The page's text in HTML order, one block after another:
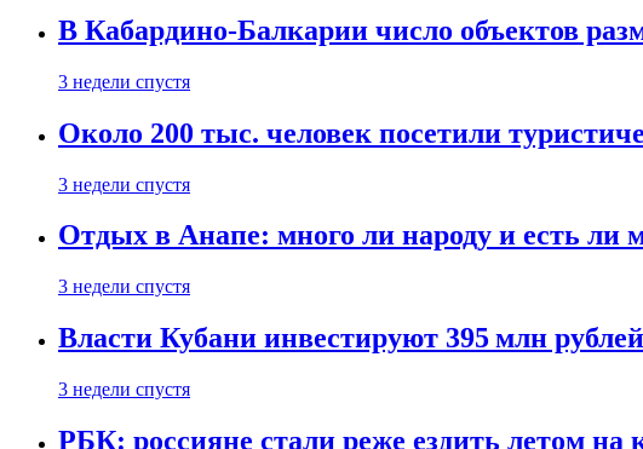
В Кабардино-Балкарии число объектов
3 недели спустя
Около 200 тыс. человек посетили
3 недели спустя
Отдых в Анапе: много ли народу и есть ли
3 недели спустя
Власти Кубани инвестируют 395 млн
3 недели спустя
РБК: россияне стали реже ездить летом